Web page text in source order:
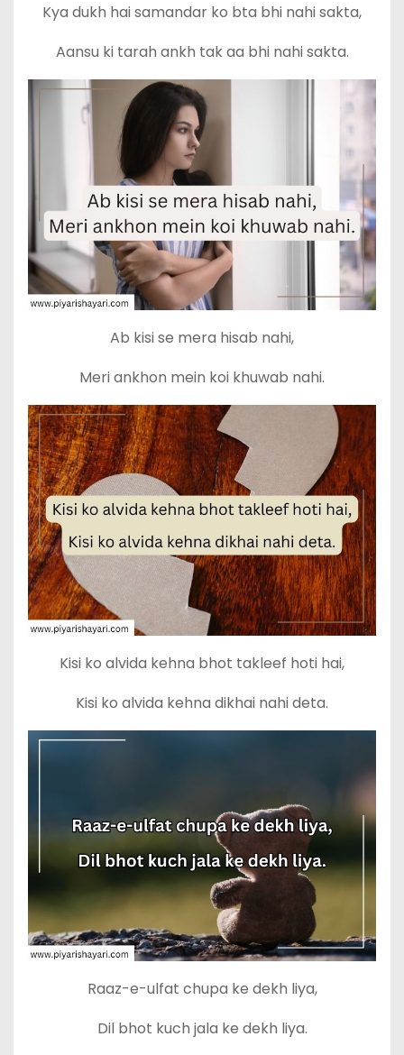
Kya dukh hai samandar ko bta bhi nahi sakta,
Aansu ki tarah ankh tak aa bhi nahi sakta.
Ab kisi se mera hisab nahi,
Meri ankhon mein koi khuwab nahi.
Kisi ko alvida kehna bhot takleef hoti hai,
Kisi ko alvida kehna dikhai nahi deta.
Raaz-e-ulfat chupa ke dekh liya,
Dil bhot kuch jala ke dekh liya.